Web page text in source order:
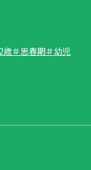
歳＃思春期＃幼児